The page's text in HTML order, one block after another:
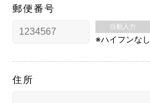
郵便番号
自動入力
※ハイフンなし
住所